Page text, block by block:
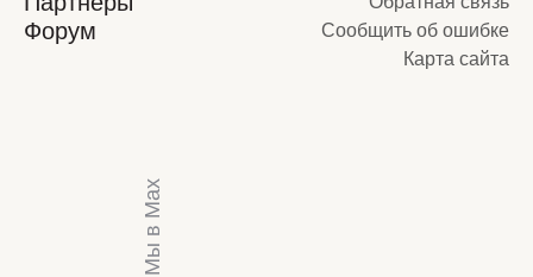
Форум
Сообщить об ошибке
Карта сайта
Мы в Max